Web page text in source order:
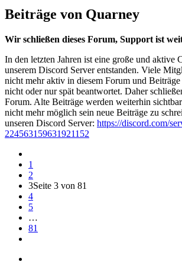
Beiträge von Quarney
Wir schließen dieses Forum, Support ist
In den letzten Jahren ist eine große und aktive
unserem Discord Server entstanden. Viele
nicht mehr aktiv in diesem Forum und
nicht oder nur spät beantwortet. Daher
Forum. Alte Beiträge werden weiterhin
nicht mehr möglich sein neue Beiträge zu
unseren Discord Server: https://discord.com/
224563159631921152
1
2
3Seite 3 von 81
4
5
…
81